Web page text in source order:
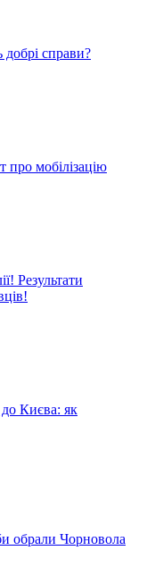
справи?
про мобілізацію
Результати
Києва: як
обрали Чорновола